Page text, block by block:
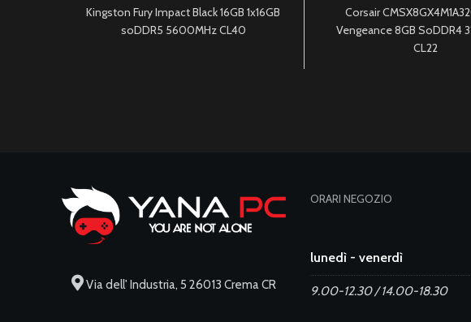
Kingston Fury Impact Black 16GB 1x16GB
soDDR5 5600MHz CL40
Corsair
Vengeance 8GB SoDDR4
CL22
Via dell' Industria, 5 26013 Crema CR
ORARI NEGOZIO
lunedì - venerdì
9.00-12.30 / 14.00-18.30